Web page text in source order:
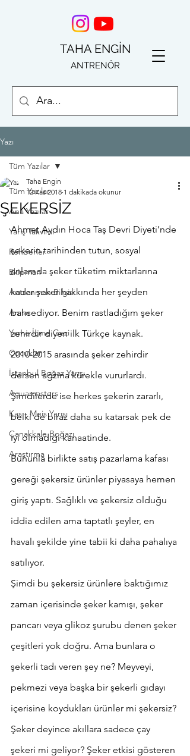
TAHA ENGİN
ANTRENÖR
Yazı
Tüm Yazılar
Ana Yazılar
Yarış Takvimi
Rehberler
Ekipman
Antrenman Bilgisi
Anılar
Yeme İçme Gezi
Çocuklar
İstanbul Boğaz Yarışı
Aquamasters
Kaş - Meis Yarışı
Çanakkale Boğazı
Araştırma
Tüm Yazılar
ŞEKERSİZ
Taha Engin
12 Kas 2018 1 dakikada okunur
Ahmet Aydın Hoca Taş Devri Diyeti’nde
şekerin tarihinden tutun, sosyal
anlamda şeker tüketim miktarlarına
kadar şeker hakkında her şeyden
bahsediyor. Benim rastladığım şeker
zehirdir diyen ilk Türkçe kaynak.
2010-2015 arasında şeker zehirdir
dersen ağzına kürekle vururlardı.
Şimdilerde ise herkes şekerin zararlı,
belki de biraz daha su katarsak pek de
iyi olmadığı kanaatinde.
Bununla birlikte satış pazarlama kafası
gereği şekersiz ürünler piyasaya hemen
giriş yaptı. Sağlıklı ve şekersiz olduğu
iddia edilen ama taptatlı şeyler, en
havalı şekilde yine tabii ki daha pahalıya
satılıyor.
Şimdi bu şekersiz ürünlere baktığımız
zaman içerisinde şeker kamışı, şeker
pancarı veya glikoz şurubu denen şeker
çeşitleri yok doğru. Ama bunlara o
şekerli tadı veren şey ne? Meyveyi,
pekmezi veya başka bir şekerli gıdayı
içerisine koydukları ürünler mi şekersiz?
Şeker deyince akıllara sadece çay
şekeri mi geliyor? Şeker etkisi gösteren